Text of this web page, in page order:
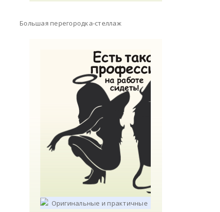
Большая перегородка-стеллаж